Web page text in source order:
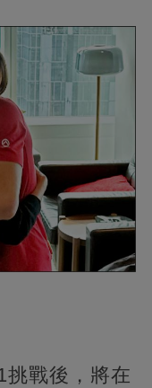
挑戰後，將在